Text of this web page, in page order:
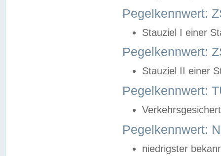
Pegelkennwert:
Stauziel I einer
Pegelkennwert:
Stauziel II einer
Pegelkennwert:
Pegelkennwert:
niedrigster